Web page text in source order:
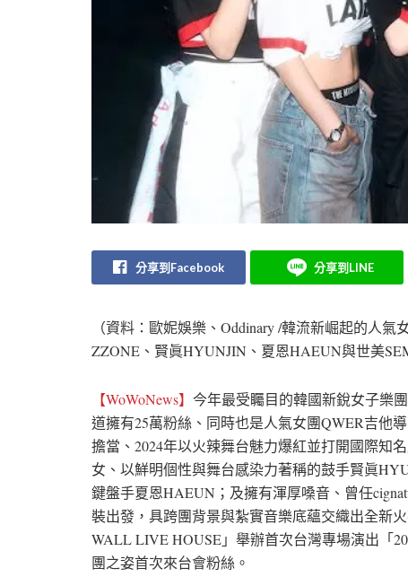
分享到Facebook 分享到LINE
（資料：歐妮娛樂、Oddinary /韓流新崛起的人
ZZONE、賢眞HYUNJIN、夏恩HAEUN與世美
【WoWoNews】 今年最受矚目的韓國新銳女子樂
道擁有25萬粉絲、同時也是人氣女團QWER吉他
擔當、2024年以火辣舞台魅力爆紅並打開國際知
女、以鮮明個性與舞台感染力著稱的鼓手賢眞
鍵盤手夏恩HAEUN；及擁有渾厚嗓音、曾任
裝出發，具跨團背景與紮實音樂底蘊交織出全新
WALL LIVE HOUSE」舉辦首次台灣專場演出「
團之姿首次來台會粉絲。